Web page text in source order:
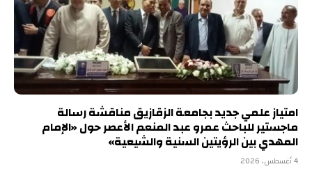
امتياز علمي جديد بجامعة الزقازيق مناقشة رسالة
ماجستير للباحث عمرو عبد المنعم الأعصر حول «الإمام
المهدي بين الرؤيتين السنية والشيعية»
4 أغسطس، 2026